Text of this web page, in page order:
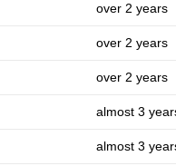
over 2 years
over 2 years
over 2 years
almost 3
almost 3